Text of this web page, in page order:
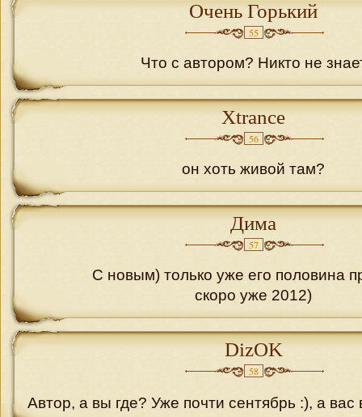
Очень Горький
55
Что с автором? Никто не
Xtrance
56
он хоть живой там?
Дима
57
С новым) только уже его половина
скоро уже 2012)
DizOK
58
Автор, а вы где? Уже почти сентябрь :), а вас